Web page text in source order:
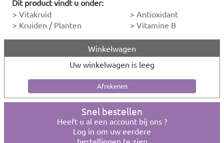
Dit product vindt u onder:
> Vitakruid > Antioxidant
> Kruiden / Planten > Vitamine B
Winkelwagen
Uw winkelwagen is leeg
Snel bestellen
Heeft u al een account bij ons ?
Log in om uw eerdere
bestellingen te zien